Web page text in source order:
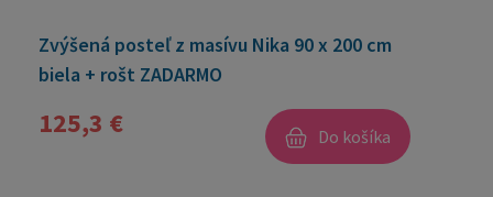
Zvýšená posteľ z masívu Nika 90 x 200 cm
biela + rošt ZADARMO
125,3 € Do košíka